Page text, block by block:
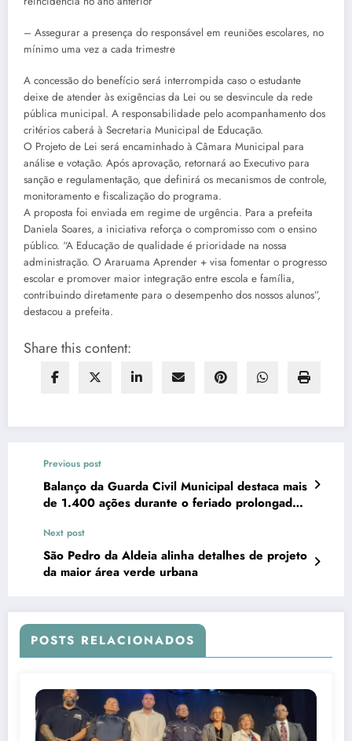
– Assegurar a presença do responsável em reuniões escolares, no
mínimo uma vez a cada trimestre
A concessão do benefício será interrompida caso o estudante
deixe de atender às exigências da Lei ou se desvincule da rede
pública municipal. A responsabilidade pelo acompanhamento dos
critérios caberá à Secretaria Municipal de Educação.
O Projeto de Lei será encaminhado à Câmara Municipal para
análise e votação. Após aprovação, retornará ao Executivo para
sanção e regulamentação, que definirá os mecanismos de controle,
monitoramento e fiscalização do programa.
A proposta foi enviada em regime de urgência. Para a prefeita
Daniela Soares, a iniciativa reforça o compromisso com o ensino
público. “A Educação de qualidade é prioridade na nossa
administração. O Araruama Aprender + visa fomentar o progresso
escolar e promover maior integração entre escola e família,
contribuindo diretamente para o desempenho dos nossos alunos”,
destacou a prefeita.
Share this content:
Previous post
Balanço da Guarda Civil Municipal destaca mais
de 1.400 ações durante o feriado prolongado
Next post
São Pedro da Aldeia alinha detalhes de projeto
da maior área verde urbana
POSTS RELACIONADOS